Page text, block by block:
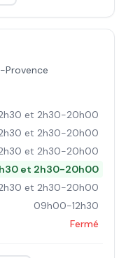
Provence
et 2h30-20h00
et 2h30-20h00
et 2h30-20h00
et 2h30-20h00
et 2h30-20h00
09h00-12h30
Fermé